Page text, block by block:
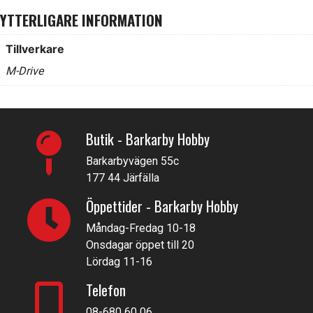
YTTERLIGARE INFORMATION
Tillverkare
M-Drive
Butik - Barkarby Hobby
Barkarbyvägen 55c
177 44 Järfälla
Öppettider - Barkarby Hobby
Måndag-Fredag 10-18
Onsdagar öppet till 20
Lördag 11-16
Telefon